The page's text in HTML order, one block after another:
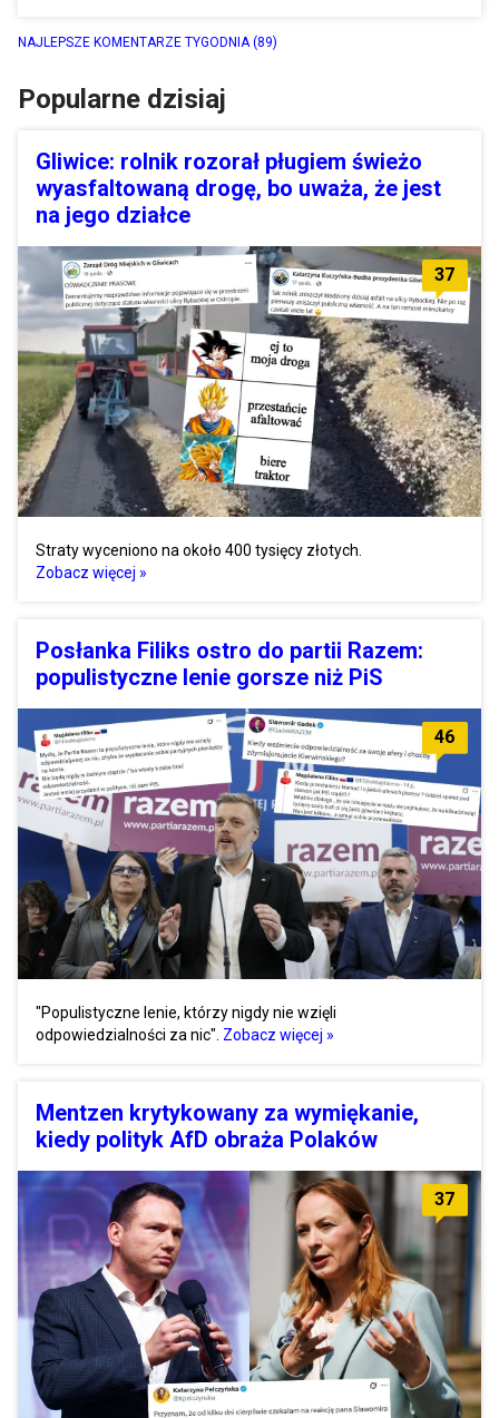
NAJLEPSZE KOMENTARZE TYGODNIA(89)
Popularne dzisiaj
Gliwice: rolnik rozorał pługiem świeżo
wyasfaltowaną drogę, bo uważa, że jest
na jego działce
37
Straty wyceniono na około 400 tysięcy złotych.
Zobacz więcej »
Posłanka Filiks ostro do partii Razem:
populistyczne lenie gorsze niż PiS
46
"Populistyczne lenie, którzy nigdy nie wzięli
odpowiedzialności za nic". Zobacz więcej »
Mentzen krytykowany za wymiękanie,
kiedy polityk AfD obraża Polaków
37